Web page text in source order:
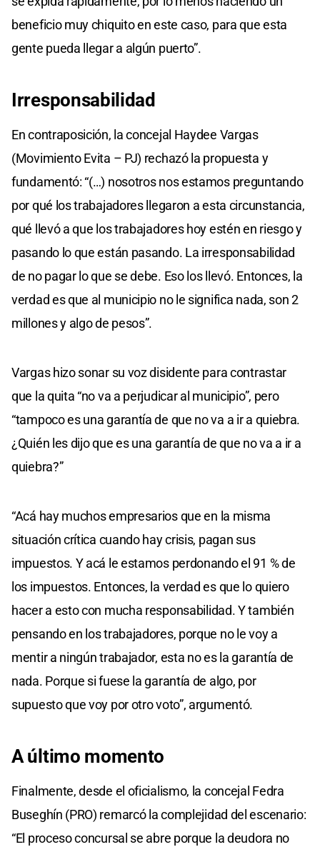
beneficio muy chiquito en este caso, para que esta
gente pueda llegar a algún puerto”.
Irresponsabilidad
En contraposición, la concejal Haydee Vargas
(Movimiento Evita – PJ) rechazó la propuesta y
fundamentó: “(…) nosotros nos estamos preguntando
por qué los trabajadores llegaron a esta circunstancia,
qué llevó a que los trabajadores hoy estén en riesgo y
pasando lo que están pasando. La irresponsabilidad
de no pagar lo que se debe. Eso los llevó. Entonces, la
verdad es que al municipio no le significa nada, son 2
millones y algo de pesos”.
Vargas hizo sonar su voz disidente para contrastar
que la quita “no va a perjudicar al municipio”, pero
“tampoco es una garantía de que no va a ir a quiebra.
¿Quién les dijo que es una garantía de que no va a ir a
quiebra?”
“Acá hay muchos empresarios que en la misma
situación crítica cuando hay crisis, pagan sus
impuestos. Y acá le estamos perdonando el 91 % de
los impuestos. Entonces, la verdad es que lo quiero
hacer a esto con mucha responsabilidad. Y también
pensando en los trabajadores, porque no le voy a
mentir a ningún trabajador, esta no es la garantía de
nada. Porque si fuese la garantía de algo, por
supuesto que voy por otro voto”, argumentó.
A último momento
Finalmente, desde el oficialismo, la concejal Fedra
Buseghín (PRO) remarcó la complejidad del escenario:
“El proceso concursal se abre porque la deudora no